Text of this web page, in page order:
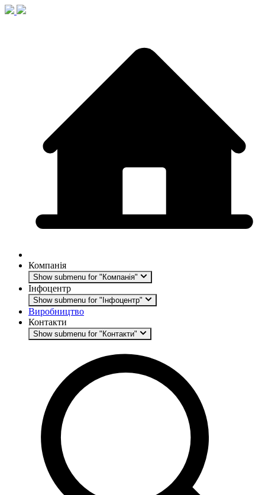
Компанія
Show submenu for "Компанія"
Інфоцентр
Show submenu for "Інфоцентр"
Виробництво
Контакти
Show submenu for "Контакти"